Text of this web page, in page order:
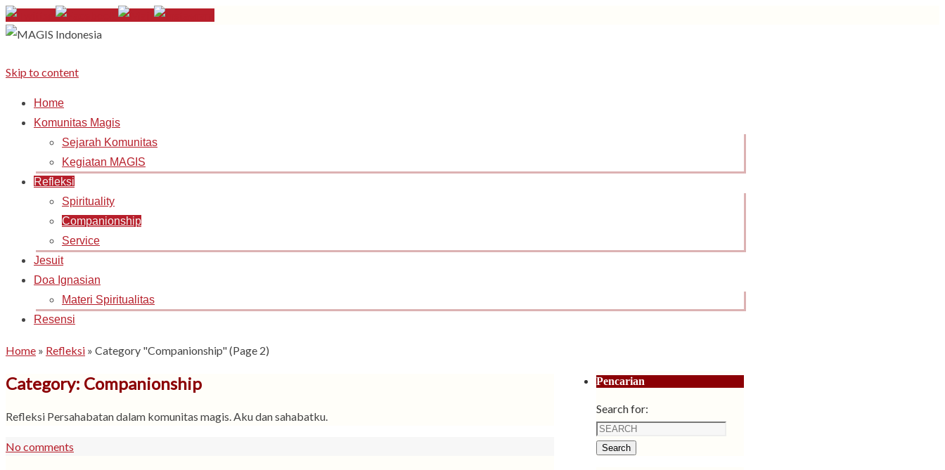
Skip to content
Home
Komunitas Magis
Sejarah Komunitas
Kegiatan MAGIS
Refleksi
Spirituality
Companionship
Service
Jesuit
Doa Ignasian
Materi Spiritualitas
Resensi
Home » Refleksi » Category "Companionship"(Page 2)
Category: Companionship
Refleksi Persahabatan dalam komunitas magis. Aku dan sahabatku.
No comments
Pencarian
Search for:
Search